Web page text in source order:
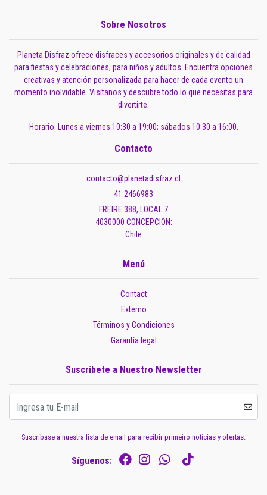
Sobre Nosotros
Planeta Disfraz ofrece disfraces y accesorios originales y de calidad
para fiestas y celebraciones, para niños y adultos. Encuentra opciones
creativas y atención personalizada para hacer de cada evento un
momento inolvidable. Visítanos y descubre todo lo que necesitas para
divertirte.
Horario: Lunes a viernes 10:30 a 19:00; sábados 10:30 a 16:00.
Contacto
contacto@planetadisfraz.cl
41 2466983
FREIRE 388, LOCAL 7
4030000 CONCEPCION:
Chile
Menú
Contact
Externo
Términos y Condiciones
Garantía legal
Suscríbete a Nuestro Newsletter
Suscríbase a nuestra lista de email para recibir primeiro noticias y ofertas.
Síguenos: